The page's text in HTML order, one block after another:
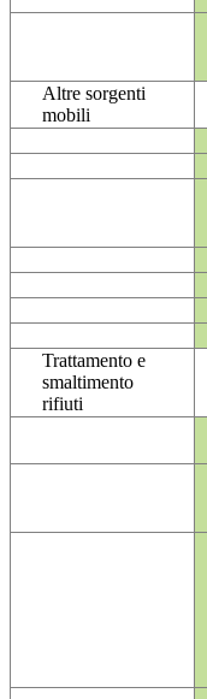
Altre sorgenti
mobili
Trattamento e
smaltimento
rifiuti